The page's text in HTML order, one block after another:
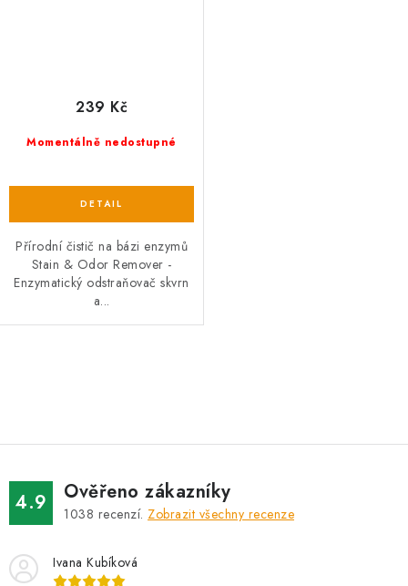
Momentálně nedostupné
239 Kč
Přírodní čistič na bázi enzymů
Stain & Odor Remover -
Enzymatický odstraňovač skvrn
a...
á
d
a
c
p
4.9 Ověřeno zákazníky
1038 recenzí. Zobrazit všechny recenze
Ivana Kubíková